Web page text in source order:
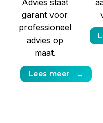
garant voor
professioneel
advies op
maat.
Lees meer →